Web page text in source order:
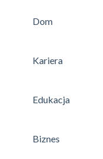
Dom
Kariera
Edukacja
Biznes